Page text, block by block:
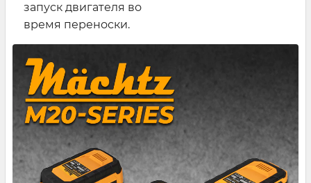
запуск двигателя во
время переноски.